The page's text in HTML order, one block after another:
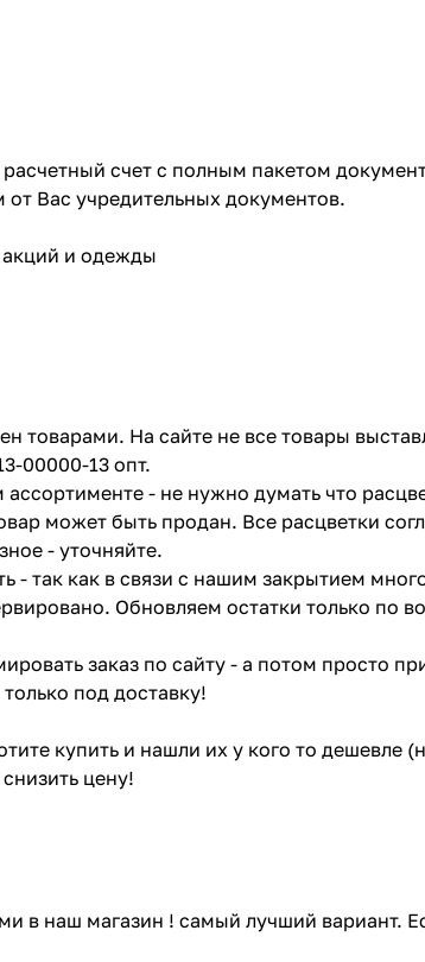
счет с полным пакетом
Вас учредительных документов.
акций и одежды
товарами. На сайте не все товары
00000-13 опт.
- не нужно думать что
может быть продан. Все расцветки
- уточняйте.
- так как в связи с нашим закрытием
Обновляем остатки только по
заказ по сайту - а потом просто
под доставку!
купить и нашли их у кого то
цену!
в наш магазин ! самый лучший вариант.